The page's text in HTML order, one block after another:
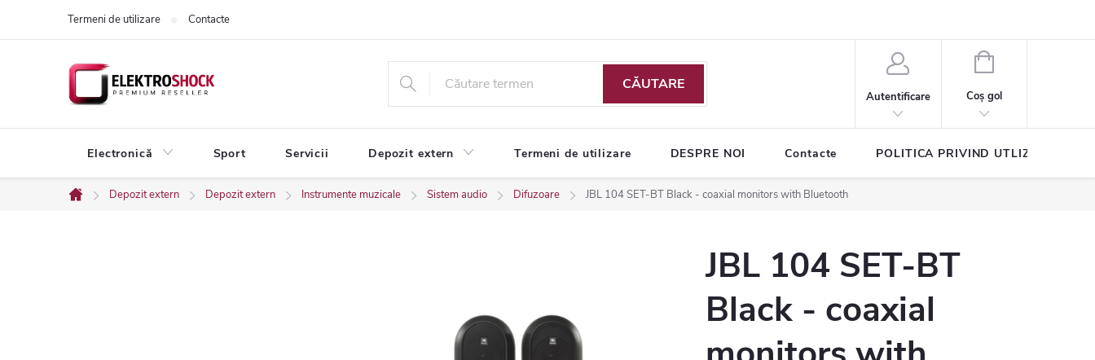
Termeni de utilizare Contacte
CĂUTARE
Autentificare
COŞ
CUMPĂRĂTURI
Coş gol
Electronică Sport Servicii Depozit extern Termeni de utilizare DESPRE NOI Contacte POLITICA PRIVIND UTLIZAREA
Acasă
Depozit extern Depozit extern Instrumente muzicale Sistem audio Difuzoare JBL 104 SET-BT Black - coaxial monitors with Bluetooth
JBL 104 SET-BT
Black - coaxial